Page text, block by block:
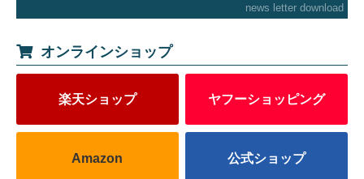
news letter download
オンラインショップ
楽天ショップ ヤフーショッピング
Amazon 公式ショップ